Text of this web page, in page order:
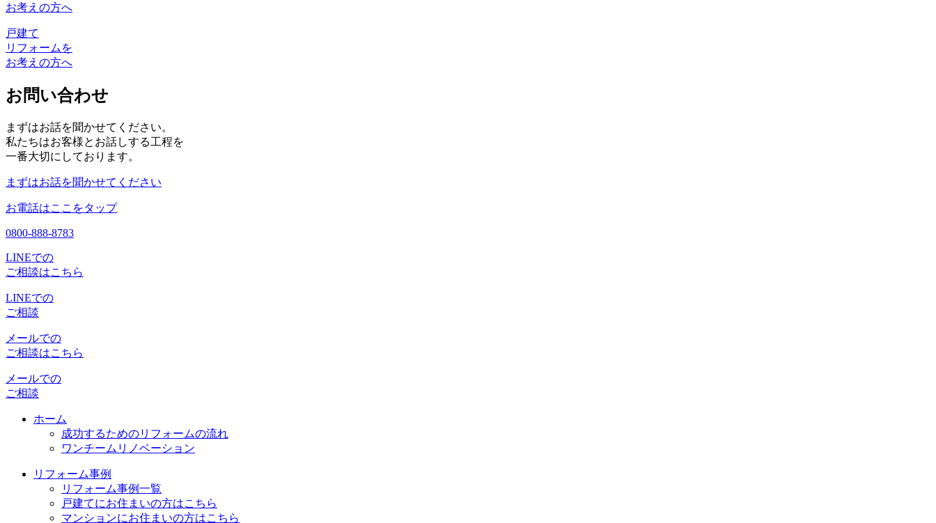
お考えの方へ
戸建て
リフォームを
お考えの方へ
お問い合わせ
まずはお話を聞かせてください。
私たちはお客様とお話しする工程を
一番大切にしております。
まずはお話を聞かせてください
お電話はここをタップ
0800-888-8783
LINEでの
ご相談はこちら
LINEでの
ご相談
メールでの
ご相談はこちら
メールでの
ご相談
ホーム
成功するためのリフォームの流れ
ワンチームリノベーション
リフォーム事例
リフォーム事例一覧
戸建てにお住まいの方はこちら
マンションにお住まいの方はこちら